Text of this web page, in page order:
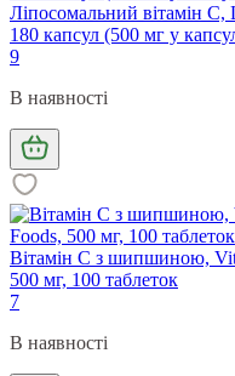
Ліпосомальний вітамін
180 капсул (500 мг у
9
В наявності
Вітамін С з шипшиною,
500 мг, 100 таблеток
7
В наявності